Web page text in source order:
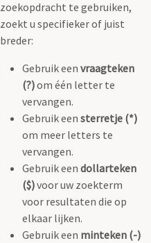
zoekopdracht te gebruiken,
zoekt u specifieker of juist
breder:
Gebruik een vraagteken
(?)om één letter te
vervangen.
Gebruik een sterretje (*)
om meer letters te
vervangen.
Gebruik een dollarteken
($)voor uw zoekterm
voor resultaten die op
elkaar lijken.
Gebruik een minteken (-)